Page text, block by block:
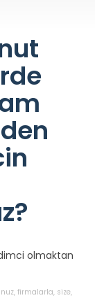
olmaktan
, firmalarla, size,